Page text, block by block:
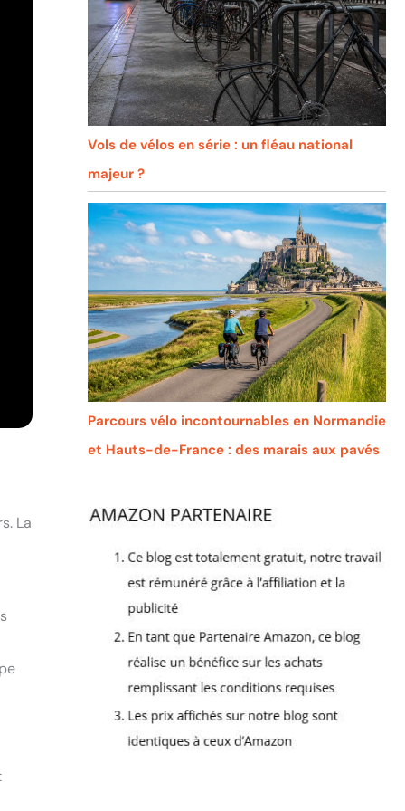
La
Vols de vélos en série : un fléau national
majeur ?
Parcours vélo incontournables en Normandie
et Hauts-de-France : des marais aux pavés